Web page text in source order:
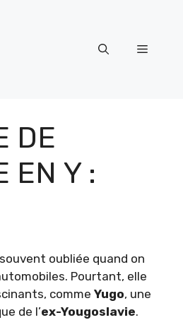
Menu
DE
EN Y :
oubliée quand on
Pourtant, elle
comme Yugo, une
de l’ex-Yougoslavie.